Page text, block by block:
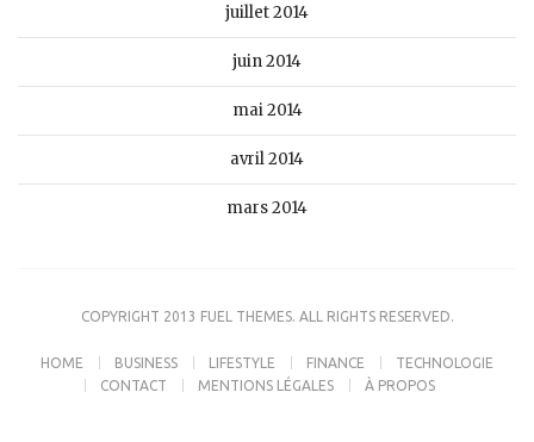
juillet 2014
juin 2014
mai 2014
avril 2014
mars 2014
COPYRIGHT 2013 FUEL THEMES. ALL RIGHTS RESERVED.
HOME BUSINESS LIFESTYLE FINANCE
TECHNOLOGIE
CONTACT
MENTIONS LÉGALES À PROPOS